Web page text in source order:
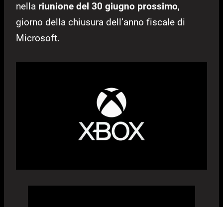
nella riunione del 30 giugno prossimo,
giorno della chiusura dell’anno fiscale di
Microsoft.